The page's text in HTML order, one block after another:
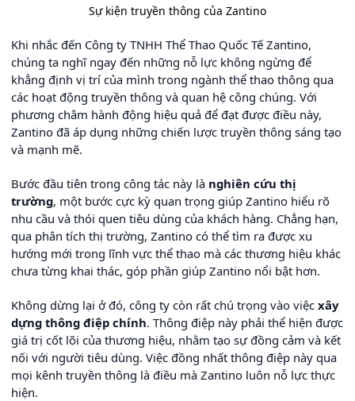
Sự kiện truyền thông của Zantino
Khi nhắc đến Công ty TNHH Thể Thao Quốc Tế Zantino,
chúng ta nghĩ ngay đến những nỗ lực không ngừng để
khẳng định vị trí của mình trong ngành thể thao thông qua
các hoạt động truyền thông và quan hệ công chúng. Với
phương châm hành động hiệu quả để đạt được điều này,
Zantino đã áp dụng những chiến lược truyền thông sáng tạo
và mạnh mẽ.
Bước đầu tiên trong công tác này là nghiên cứu thị
trường, một bước cực kỳ quan trọng giúp Zantino hiểu rõ
nhu cầu và thói quen tiêu dùng của khách hàng. Chẳng hạn,
qua phân tích thị trường, Zantino có thể tìm ra được xu
hướng mới trong lĩnh vực thể thao mà các thương hiệu khác
chưa từng khai thác, góp phần giúp Zantino nổi bật hơn.
Không dừng lại ở đó, công ty còn rất chú trọng vào việc xây
dựng thông điệp chính. Thông điệp này phải thể hiện được
giá trị cốt lõi của thương hiệu, nhằm tạo sự đồng cảm và kết
nối với người tiêu dùng. Việc đồng nhất thông điệp này qua
mọi kênh truyền thông là điều mà Zantino luôn nỗ lực thực
hiện.